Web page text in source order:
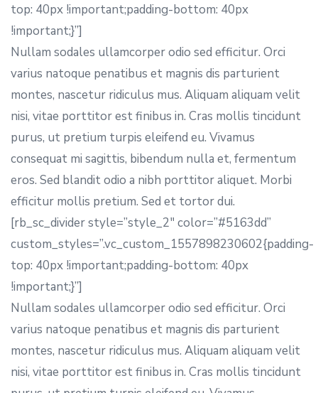
top: 40px !important;padding-bottom: 40px
!important;}”]
Nullam sodales ullamcorper odio sed efficitur. Orci
varius natoque penatibus et magnis dis parturient
montes, nascetur ridiculus mus. Aliquam aliquam velit
nisi, vitae porttitor est finibus in. Cras mollis tincidunt
purus, ut pretium turpis eleifend eu. Vivamus
consequat mi sagittis, bibendum nulla et, fermentum
eros. Sed blandit odio a nibh porttitor aliquet. Morbi
efficitur mollis pretium. Sed et tortor dui.
[rb_sc_divider style=”style_2″ color=”#5163dd”
custom_styles=”.vc_custom_1557898230602{padding-
top: 40px !important;padding-bottom: 40px
!important;}”]
Nullam sodales ullamcorper odio sed efficitur. Orci
varius natoque penatibus et magnis dis parturient
montes, nascetur ridiculus mus. Aliquam aliquam velit
nisi, vitae porttitor est finibus in. Cras mollis tincidunt